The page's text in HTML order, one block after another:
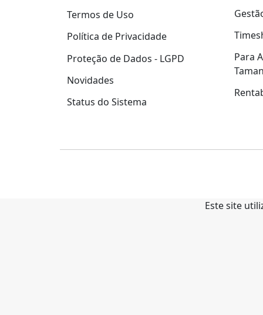
Termos de Uso
Política de Privacidade
Proteção de Dados - LGPD
Novidades
Status do Sistema
Para
Este site